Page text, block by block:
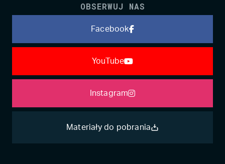
OBSERWUJ NAS
Facebook
YouTube
Instagram
Materiały do pobrania